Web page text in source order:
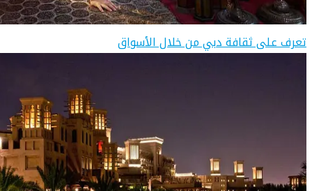
تعرف على ثقافة دبي من خلال الأسواق